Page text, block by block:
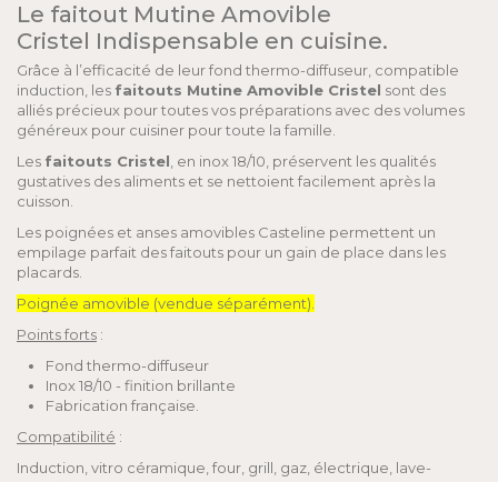
Le faitout Mutine Amovible
Cristel Indispensable en cuisine.
Grâce à l’efficacité de leur fond thermo-diffuseur, compatible
induction, les faitouts Mutine Amovible Cristel sont des
alliés précieux pour toutes vos préparations avec des volumes
généreux pour cuisiner pour toute la famille.
Les faitouts Cristel , en inox 18/10, préservent les qualités
gustatives des aliments et se nettoient facilement après la
cuisson.
Les poignées et anses amovibles Casteline permettent un
empilage parfait des faitouts pour un gain de place dans les
placards.
Poignée amovible (vendue séparément).
Points forts :
Fond thermo-diffuseur
Inox 18/10 - finition brillante
Fabrication française.
Compatibilité :
Induction, vitro céramique, four, grill, gaz, électrique, lave-